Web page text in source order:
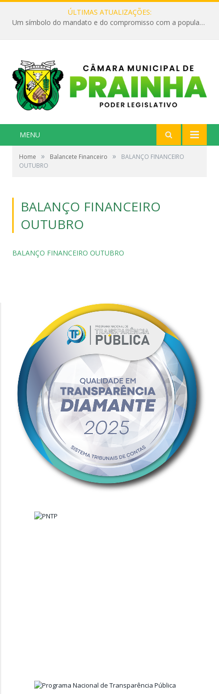
ÚLTIMAS ATUALIZAÇÕES:
Um símbolo do mandato e do compromisso com a população
MENU
Home » Balancete Financeiro »
BALANÇO FINANCEIRO
OUTUBRO
BALANÇO FINANCEIRO
OUTUBRO
BALANÇO FINANCEIRO OUTUBRO